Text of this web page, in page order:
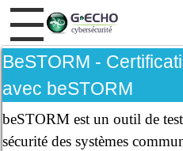
BeSTORM -
avec beSTORM
beSTORM est un outil de
sécurité des systèmes